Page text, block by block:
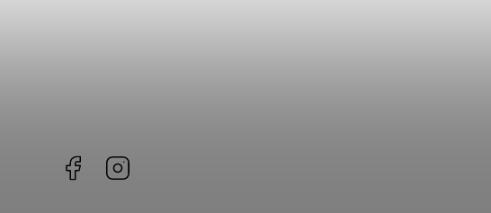
Facebook